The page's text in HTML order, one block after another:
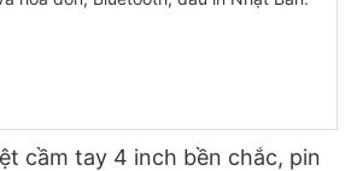
cầm tay 4 inch bền chắc, pin